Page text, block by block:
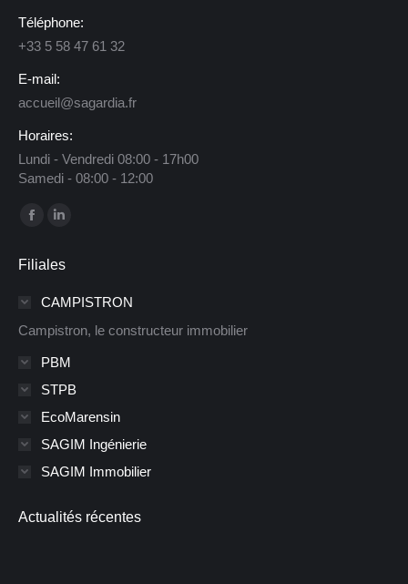
Téléphone:
+33 5 58 47 61 32
E-mail:
accueil@sagardia.fr
Horaires:
Lundi - Vendredi 08:00 - 17h00
Samedi - 08:00 - 12:00
Trouvez nous sur :
La
Facebook
s'ouvre
nouvelle
fenêtre
LinkedIn
s'ouvre
nouvelle
fenêtre
Filiales
CAMPISTRON
Campistron, le constructeur immobilier
PBM
STPB
EcoMarensin
SAGIM Ingénierie
SAGIM Immobilier
Actualités récentes